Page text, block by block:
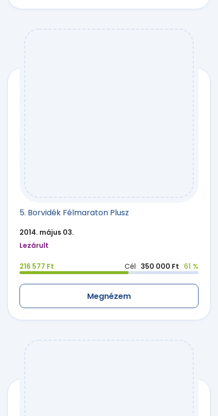
5. Borvidék Félmaraton Plusz
2014. május 03.
Lezárult
216 577 Ft Cél 350 000 Ft 61 %
Megnézem